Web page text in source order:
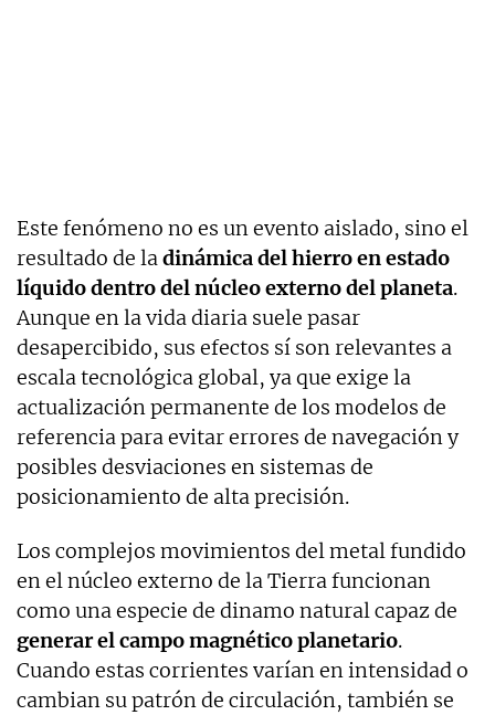
Este fenómeno no es un evento aislado, sino el
resultado de ladinámica del hierro en estado
líquido dentro del núcleo externo del planeta.
Aunque en la vida diaria suele pasar
desapercibido, sus efectos sí son relevantes a
escala tecnológica global, ya que exige la
actualización permanente de los modelos de
referencia para evitar errores de navegación y
posibles desviaciones en sistemas de
posicionamiento de alta precisión.
Los complejos movimientos del metal fundido
en el núcleo externo de la Tierra funcionan
como una especie de dinamo natural capaz de
generar el campo magnético planetario.
Cuando estas corrientes varían en intensidad o
cambian su patrón de circulación, también se